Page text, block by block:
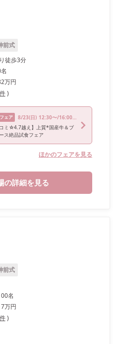
前式
徒歩3分
万円
)
ェア 8/23(日) 12:30〜/16:00〜
コミ☆4.7越え】上質*国産牛＆ブ
ス絶品試食フェア
ほかのフェアを見る
の詳細を見る
前式
名
万円
)